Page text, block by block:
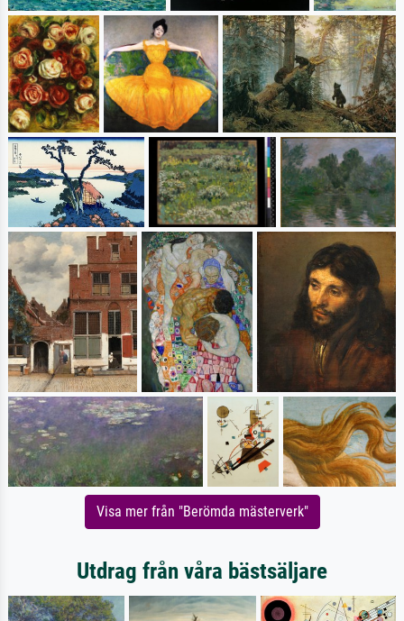
Visa mer från "Berömda mästerverk"
Utdrag från våra bästsäljare